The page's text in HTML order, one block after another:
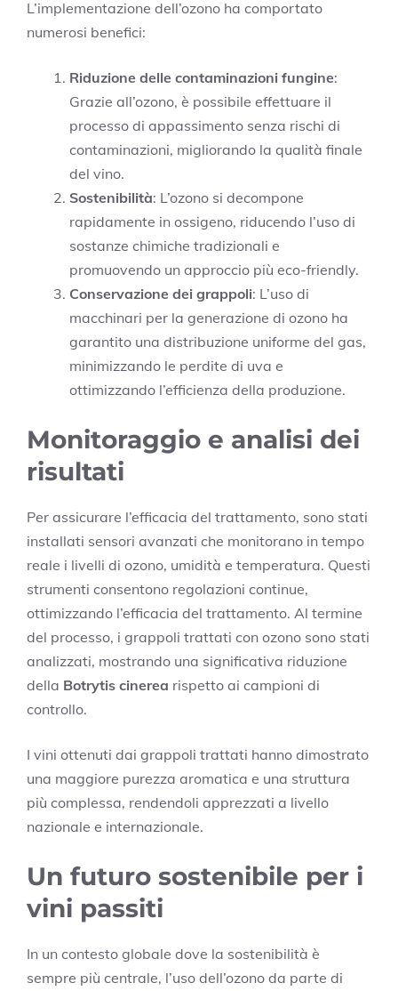
L’implementazione dell’ozono ha comportato
numerosi benefici:
Riduzione delle contaminazioni fungine:
Grazie all’ozono, è possibile effettuare il
processo di appassimento senza rischi di
contaminazioni, migliorando la qualità finale
del vino.
Sostenibilità: L’ozono si decompone
rapidamente in ossigeno, riducendo l’uso di
sostanze chimiche tradizionali e
promuovendo un approccio più eco-friendly.
Conservazione dei grappoli: L’uso di
macchinari per la generazione di ozono ha
garantito una distribuzione uniforme del gas,
minimizzando le perdite di uva e
ottimizzando l’efficienza della produzione.
Monitoraggio e analisi dei
risultati
Per assicurare l’efficacia del trattamento, sono stati
installati sensori avanzati che monitorano in tempo
reale i livelli di ozono, umidità e temperatura. Questi
strumenti consentono regolazioni continue,
ottimizzando l’efficacia del trattamento. Al termine
del processo, i grappoli trattati con ozono sono stati
analizzati, mostrando una significativa riduzione
della Botrytis cinerea rispetto ai campioni di
controllo.
I vini ottenuti dai grappoli trattati hanno dimostrato
una maggiore purezza aromatica e una struttura
più complessa, rendendoli apprezzati a livello
nazionale e internazionale.
Un futuro sostenibile per i
vini passiti
In un contesto globale dove la sostenibilità è
sempre più centrale, l’uso dell’ozono da parte di